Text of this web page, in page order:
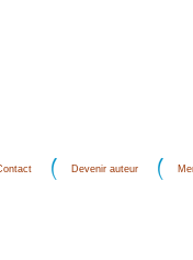
Devenir auteur